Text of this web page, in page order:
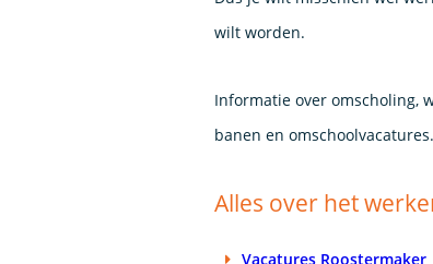
wilt worden.
Informatie over omscholing,
banen en omschoolvacatures.
Alles over het
Vacatures Roostermaker